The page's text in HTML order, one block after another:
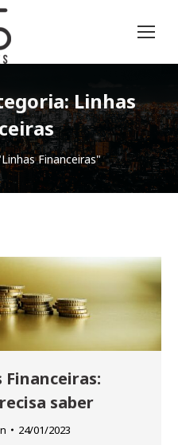
Linhas
Financeiras"
Financeiras:
saber
24/01/2023